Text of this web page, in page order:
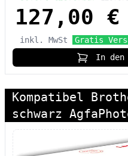
127,00 €
inkl. MwSt
Gratis
In den
Kompatibel
schwarz